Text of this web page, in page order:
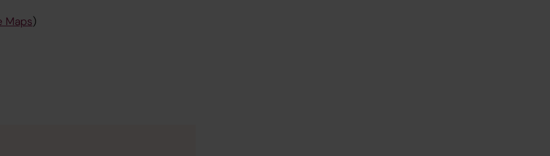
Maps)